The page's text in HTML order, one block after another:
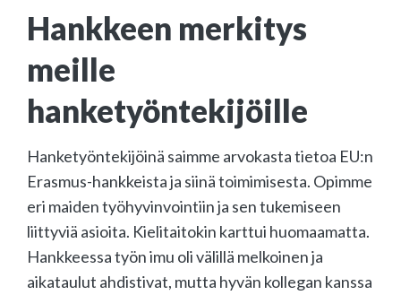
Hankkeen merkitys
meille
hanketyöntekijöille
Hanketyöntekijöinä saimme arvokasta tietoa EU:n
Erasmus-hankkeista ja siinä toimimisesta. Opimme
eri maiden työhyvinvointiin ja sen tukemiseen
liittyviä asioita. Kielitaitokin karttui huomaamatta.
Hankkeessa työn imu oli välillä melkoinen ja
aikataulut ahdistivat, mutta hyvän kollegan kanssa